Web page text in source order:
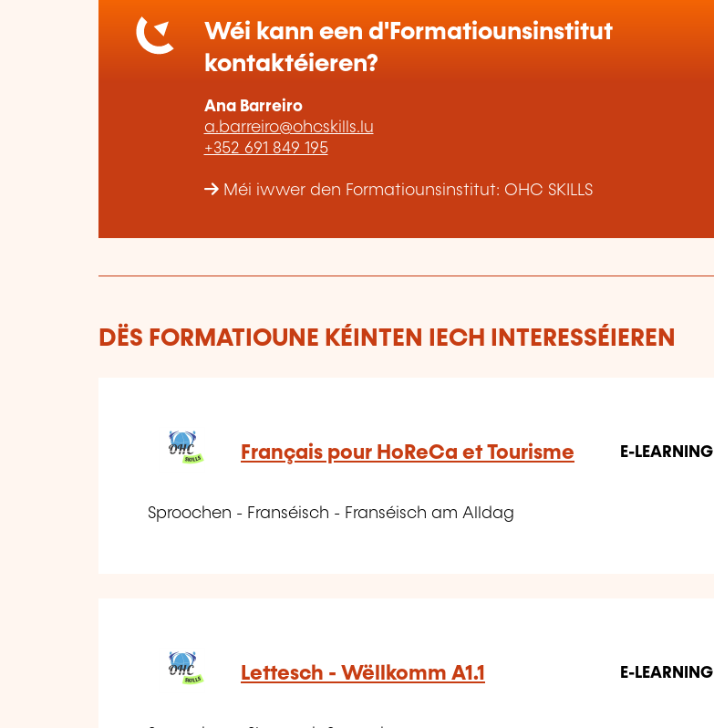
Wéi kann een d'Formatiounsinstitut
kontaktéieren?
Ana Barreiro
a.barreiro@ohcskills.lu
+352 691 849 195
Méi iwwer den Formatiounsinstitut: OHC SKILLS
DËS FORMATIOUNE KÉINTEN IECH INTERESSÉIEREN
Français pour HoReCa et Tourisme E-LEARNING
Sproochen - Franséisch - Franséisch am Alldag
Lettesch - Wëllkomm A1.1 E-LEARNING